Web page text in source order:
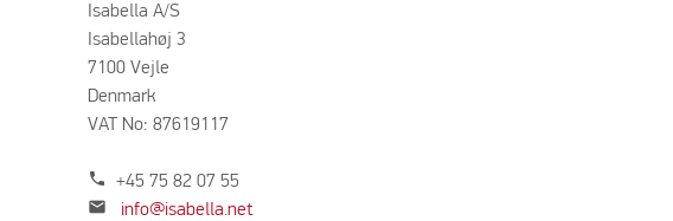
Isabella A/S
Isabellahøj 3
7100 Vejle
Denmark
VAT No: 87619117
phone +45 75 82 07 55
mail info@isabella.net